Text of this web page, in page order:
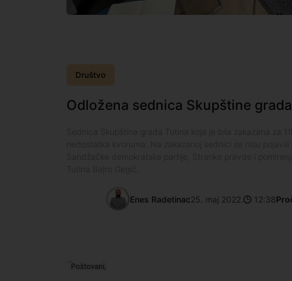
Društvo
Odložena sednica Skupštine
Enes Radetinac25. maj 2022. 12:38